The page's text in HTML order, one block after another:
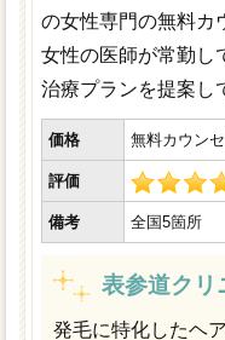
の女性専門の無料カ
女性の医師が常勤し
治療プランを提案し
価格 無料カウン
評価
備考 全国5箇所
表参道クリ
発毛に特化したヘ